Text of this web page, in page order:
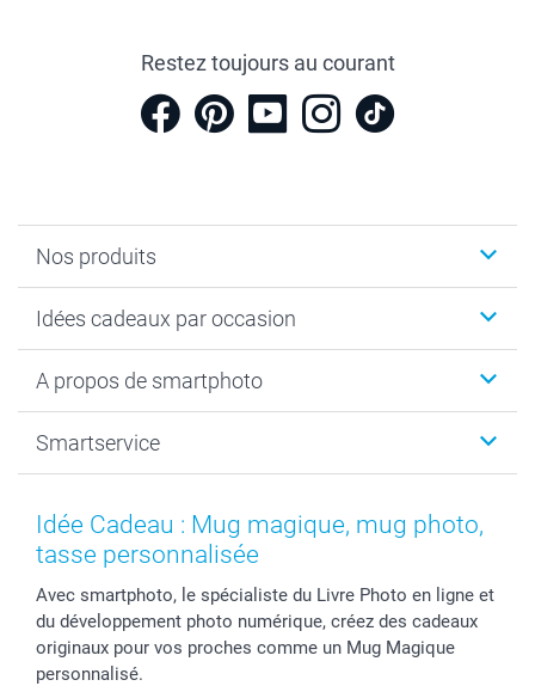
Restez toujours au courant
Nos produits
Calendrier photo & Agenda photo
Tirage photo & agrandissement
Faire-part & Cartes
Coques smartphone
Stickers & Etiquettes
Dénicheur d'idées cadeau
Idées cadeaux par occasion
Anniversaire
Naissance & baptême
Fête des Mères
Fête des Pères
Baptême
Toussaint
Rentrée des classes
A propos de smartphoto
Plan du site
Droit de rétraction
Plaintes
Gestion des cookies
Tarifs
Partenariats & Influence
Smartservice
Aide
smartbonus
Livraison
Modes de paiement
Grandes quantités
Idée Cadeau : Mug magique, mug photo,
tasse personnalisée
Avec smartphoto, le spécialiste du Livre Photo en ligne et
du développement photo numérique, créez des cadeaux
originaux pour vos proches comme un Mug Magique
personnalisé.